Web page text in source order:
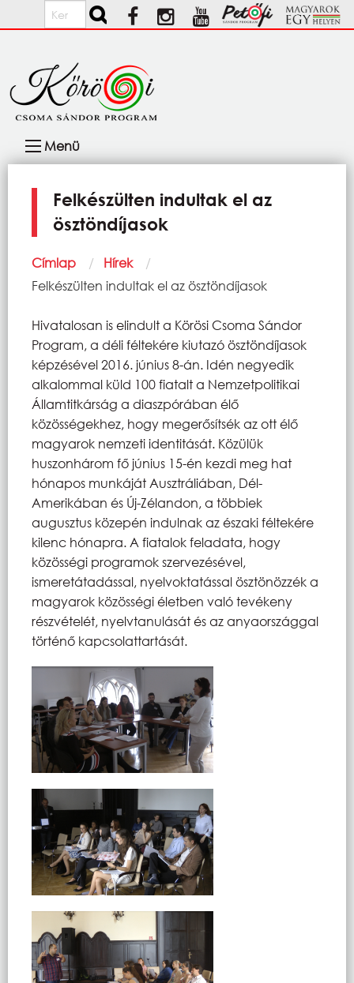
Ugrás a tartalomra
Keresés
navigáció
Menü
Felkészülten indultak el az
ösztöndíjasok
Morzsa
Címlap
Hírek
Current:
Felkészülten indultak el az ösztöndíjasok
Hivatalosan is elindult a Körösi Csoma Sándor
Program, a déli féltekére kiutazó ösztöndíjasok
képzésével 2016. június 8-án. Idén negyedik
alkalommal küld 100 fiatalt a Nemzetpolitikai
Államtitkárság a diaszpórában élő
közösségekhez, hogy megerősítsék az ott élő
magyarok nemzeti identitását. Közülük
huszonhárom fő június 15-én kezdi meg hat
hónapos munkáját Ausztráliában, Dél-
Amerikában és Új-Zélandon, a többiek
augusztus közepén indulnak az északi féltekére
kilenc hónapra. A fiatalok feladata, hogy
közösségi programok szervezésével,
ismeretátadással, nyelvoktatással ösztönözzék a
magyarok közösségi életben való tevékeny
részvételét, nyelvtanulását és az anyaországgal
történő kapcsolattartását.